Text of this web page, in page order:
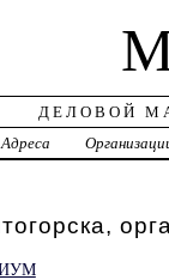
ДЕЛОВОЙ
Адреса